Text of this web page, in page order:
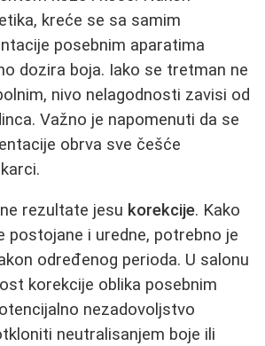
kreće se sa samim
posebnim aparatima
dozira boja. Iako se tretman ne
nivo nelagodnosti zavisi od
Važno je napomenuti da se
obrva sve češće
rezultate jesu korekcije. Kako
postojane i uredne, potrebno je
određenog perioda. U salonu
korekcije oblika posebnim
nezadovoljstvo
neutralisanjem boje ili